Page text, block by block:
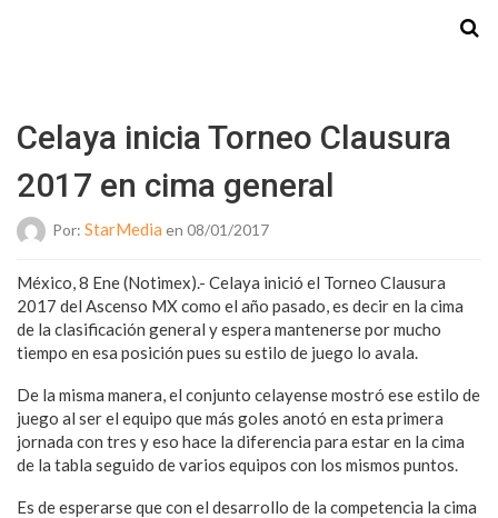
Celaya inicia Torneo Clausura
2017 en cima general
Por: StarMedia en 08/01/2017
México, 8 Ene (Notimex).- Celaya inició el Torneo Clausura
2017 del Ascenso MX como el año pasado, es decir en la cima
de la clasificación general y espera mantenerse por mucho
tiempo en esa posición pues su estilo de juego lo avala.
De la misma manera, el conjunto celayense mostró ese estilo de
juego al ser el equipo que más goles anotó en esta primera
jornada con tres y eso hace la diferencia para estar en la cima
de la tabla seguido de varios equipos con los mismos puntos.
Es de esperarse que con el desarrollo de la competencia la cima